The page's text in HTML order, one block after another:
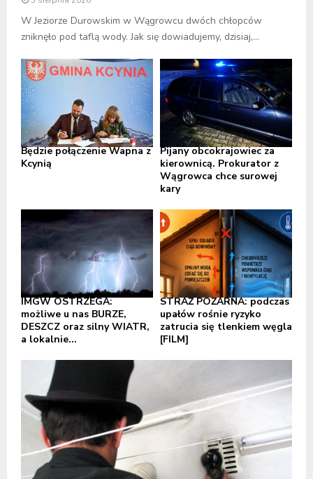
W Jeziorze Durowskim w Wągrowcu dwóch chłopców
zniknęło pod taflą wody. Jak się dowiadujemy, dzisiaj,...
Będzie połączenie Wapna z
Kcynią
Pijany obcokrajowiec za
kierownicą. Prokurator z
Wągrowca chce surowej
kary
IMGW OSTRZEGA:
możliwe u nas BURZE,
DESZCZ oraz silny WIATR,
a lokalnie...
STRAŻ POŻARNA: podczas
upałów rośnie ryzyko
zatrucia się tlenkiem węgla
[FILM]